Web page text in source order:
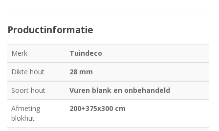
Productinformatie
Merk
Tuindeco
Dikte hout
28 mm
Soort hout
Vuren blank en onbehandeld
Afmeting
blokhut
200+375x300 cm